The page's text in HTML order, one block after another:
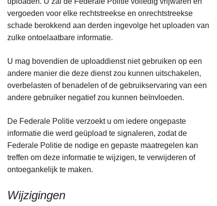
vergoeden voor elke rechtstreekse en onrechtstreekse
schade berokkend aan derden ingevolge het uploaden van
zulke ontoelaatbare informatie.
U mag bovendien de uploaddienst niet gebruiken op een
andere manier die deze dienst zou kunnen uitschakelen,
overbelasten of benadelen of de gebruikservaring van een
andere gebruiker negatief zou kunnen beïnvloeden.
De Federale Politie verzoekt u om iedere ongepaste
informatie die werd geüpload te signaleren, zodat de
Federale Politie de nodige en gepaste maatregelen kan
treffen om deze informatie te wijzigen, te verwijderen of
ontoegankelijk te maken.
Wijzigingen